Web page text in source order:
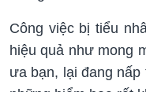
Công việc bị tiểu
hiệu quả như mong
ưa bạn, lại đang nấp